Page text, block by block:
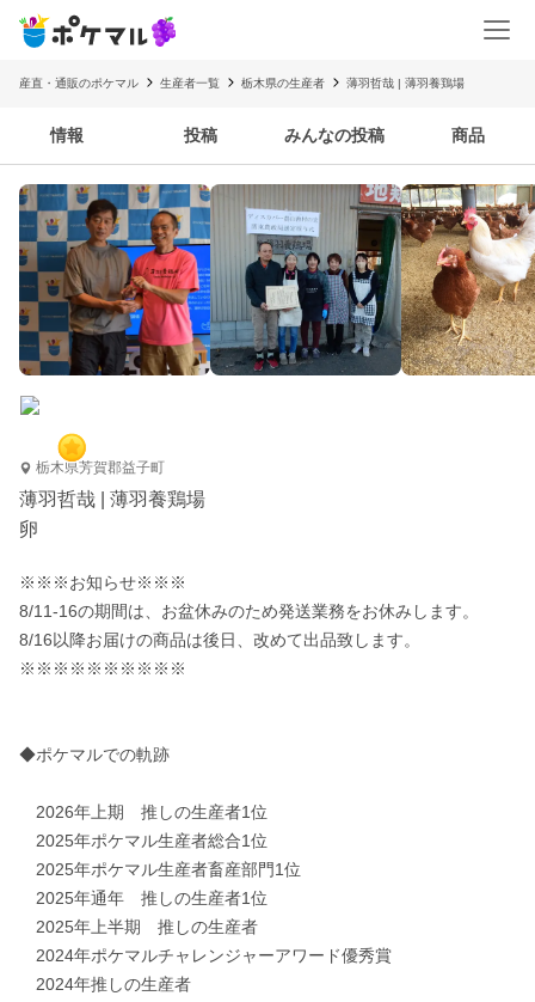
産直・通販のポケマル 生産者一覧 栃木県の生産者 薄羽哲哉 | 薄羽養鶏場
情報 投稿 みんなの投稿 商品
栃木県芳賀郡益子町
薄羽哲哉 | 薄羽養鶏場
卵
※※※お知らせ※※※
8/11-16の期間は、お盆休みのため発送業務をお休みします。
8/16以降お届けの商品は後日、改めて出品致します。
※※※※※※※※※※
◆ポケマルでの軌跡
2026年上期　推しの生産者1位
2025年ポケマル生産者総合1位
2025年ポケマル生産者畜産部門1位
2025年通年　推しの生産者1位
2025年上半期　推しの生産者
2024年ポケマルチャレンジャーアワード優秀賞
2024年推しの生産者